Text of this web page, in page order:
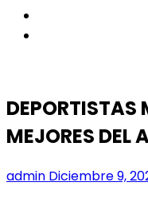
DEPORTISTAS
MEJORES DEL
admin Diciembre 9,